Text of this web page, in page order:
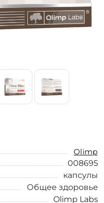
Olimp
008695
капсулы
Общее здоровье
Olimp Labs